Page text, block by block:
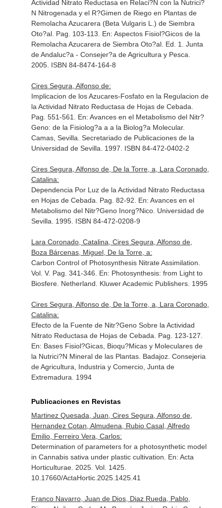
Actividad Nitrato Reductasa en Relaci?N con la Nutrici?
N Nitrogenada y el R?Gimen de Riego en Plantas de
Remolacha Azucarera (Beta Vulgaris L.) de Siembra
Oto?al. Pag. 103-113. En: Aspectos Fisiol?Gicos de la
Remolacha Azucarera de Siembra Oto?al. Ed. 1. Junta
de Andaluc?a - Consejer?a de Agricultura y Pesca.
2005. ISBN 84-8474-164-8
Cires Segura, Alfonso de:
Implicacion de los Azucares-Fosfato en la Regulacion de
la Actividad Nitrato Reductasa de Hojas de Cebada.
Pag. 551-561. En: Avances en el Metabolismo del Nitr?
Geno: de la Fisiolog?a a a la Biolog?a Molecular.
Camas, Sevilla. Secretariado de Publicaciones de la
Universidad de Sevilla. 1997. ISBN 84-472-0402-2
Cires Segura, Alfonso de, De la Torre, a, Lara Coronado,
Catalina:
Dependencia Por Luz de la Actividad Nitrato Reductasa
en Hojas de Cebada. Pag. 82-92. En: Avances en el
Metabolismo del Nitr?Geno Inorg?Nico. Universidad de
Sevilla. 1995. ISBN 84-472-0208-9
Lara Coronado, Catalina, Cires Segura, Alfonso de,
Boza Bárcenas, Miguel, De la Torre, a:
Carbon Control of Photosynthesis Nitrate Assimilation.
Vol. V. Pag. 341-346. En: Photosynthesis: from Light to
Biosfere. Netherland. Kluwer Academic Publishers. 1995
Cires Segura, Alfonso de, De la Torre, a, Lara Coronado,
Catalina:
Efecto de la Fuente de Nitr?Geno Sobre la Actividad
Nitrato Reductasa de Hojas de Cebada. Pag. 123-127.
En: Bases Fisiol?Gicas, Bioqu?Micas y Moleculares de
la Nutrici?N Mineral de las Plantas. Badajoz. Consejeria
de Agricultura, Industria y Comercio, Junta de
Extremadura. 1994
Publicaciones en Revistas
Martinez Quesada, Juan, Cires Segura, Alfonso de,
Hernandez Cotan, Almudena, Rubio Casal, Alfredo
Emilio, Ferreiro Vera, Carlos:
Determination of parameters for a photosynthetic model
in Cannabis sativa under plastic cultivation. En: Acta
Horticulturae. 2025. Vol. 1425.
10.17660/ActaHortic.2025.1425.41
Franco Navarro, Juan de Dios, Diaz Rueda, Pablo,